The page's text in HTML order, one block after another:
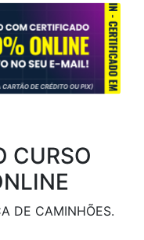
CURSO
DE CAMINHÕES.